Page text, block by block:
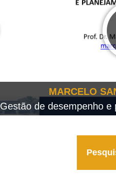
MARCELO
Gestão de desempenho